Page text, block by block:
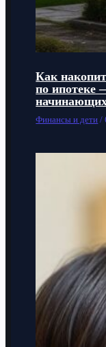
Как
по ипотеке
Финансы и дети /